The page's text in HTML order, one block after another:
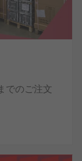
でのご注文